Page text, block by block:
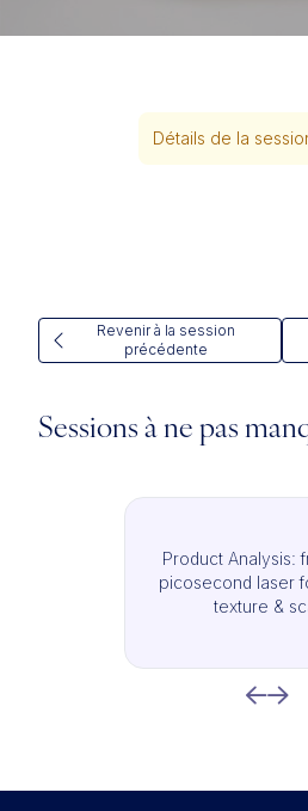
Détails de la
Revenir à la session
précédente
Sessions à ne pas
Product Analysis:
picosecond laser
texture &